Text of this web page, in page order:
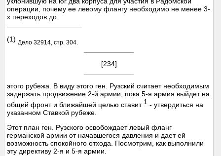
операции, почему ее левому флангу необходимо не менее 3-
х переходов до
(1) Дело 32914, стр. 304.
[234]
этого рубежа. В виду этого ген. Рузский считает необходимым
задержать продвижение 2-й армии, пока 5-я армия выйдет на
общий фронт и ближайшей целью ставит1 - утвердиться на
указанном Ставкой рубеже.
Этот план ген. Рузского освобождает левый фланг
германской армии от начавшегося давления и дает ей
возможность спокойного отхода. Посмотрим, как выполнили
эту директиву 2-я и 5-я армии.